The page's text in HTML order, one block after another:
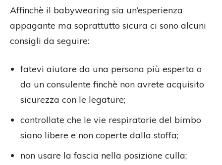
Affinchè il babywearing sia un’esperienza
appagante ma soprattutto sicura ci sono alcuni
consigli da seguire:
fatevi aiutare da una persona più esperta o
da un consulente finchè non avrete acquisito
sicurezza con le legature;
controllate che le vie respiratorie del bimbo
siano libere e non coperte dalla stoffa;
non usare la fascia nella posizione culla;